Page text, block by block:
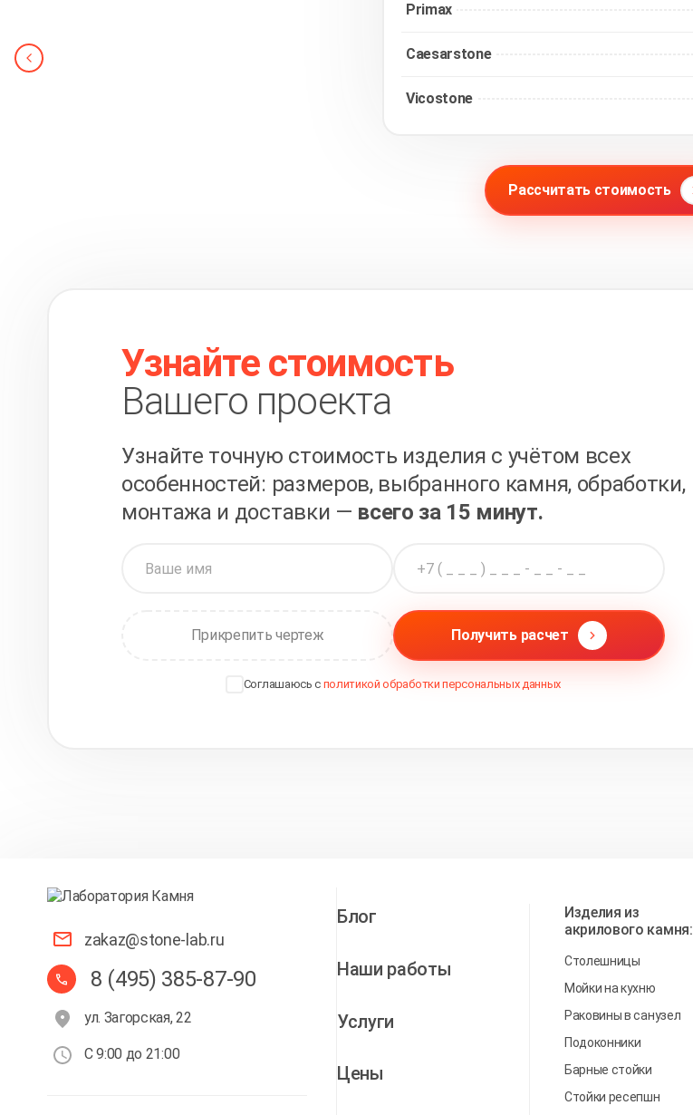
Primax
Caesarstone
Vicostone
Рассчитать стоимость
Узнайте стоимость
Вашего проекта
Узнайте точную стоимость изделия с учётом всех
особенностей: размеров, выбранного камня, обработки,
монтажа и доставки — всего за 15 минут.
Прикрепить чертеж Получить расчет
Соглашаюсь с политикой обработки персональных данных
zakaz@stone-lab.ru
8 (495) 385-87-90
ул. Загорская, 22
С 9:00 до 21:00
Блог
Наши работы
Услуги
Цены
Изделия из
акрилового камня:
Столешницы
Мойки на кухню
Раковины в санузел
Подоконники
Барные стойки
Стойки ресепшн